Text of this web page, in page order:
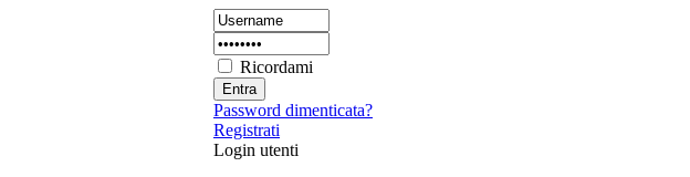
Ricordami
Password dimenticata?
Registrati
Login utenti